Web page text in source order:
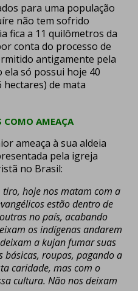
para uma população
não tem sofrido
fica a 11 quilômetros da
conta do processo de
antigamente pela
ela só possui hoje 40
hectares) de mata
COMO AMEAÇA
ameaça à sua aldeia
pela igreja
no Brasil:
tiro, hoje nos matam com a
estão dentro de
no país, acabando
os indígenas andarem
a kujan fumar suas
básicas, roupas, pagando a
caridade, mas com o
cultura. Não nos deixam